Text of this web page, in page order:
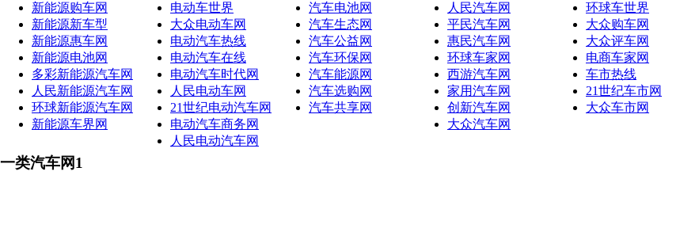
新能源购车网
新能源新车型
新能源惠车网
新能源电池网
多彩新能源汽车网
人民新能源汽车网
环球新能源汽车网
新能源车界网
电动车世界
大众电动车网
电动汽车热线
电动汽车在线
电动汽车时代网
人民电动车网
21世纪电动汽车网
电动汽车商务网
人民电动汽车网
汽车电池网
汽车生态网
汽车公益网
汽车环保网
汽车能源网
汽车选购网
汽车共享网
人民汽车网
平民汽车网
惠民汽车网
环球车家网
西游汽车网
家用汽车网
创新汽车网
大众汽车网
环球车世界
大众购车网
大众评车网
电商车家网
车市热线
21世纪车市网
大众车市网
一类汽车网1